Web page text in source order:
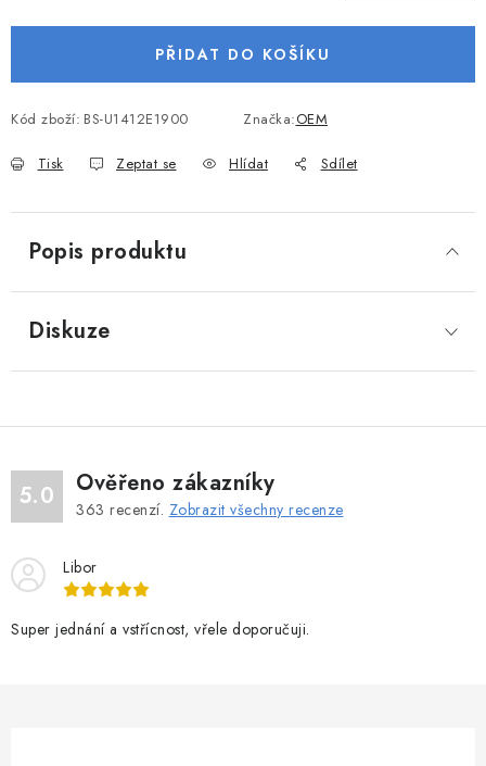
PŘÍSLUŠENSTVÍ K MOTORŮM
PŘÍVĚSY K LODÍM
ZNAČKY
Doprava a platba
PŘIDAT DO KOŠÍKU
Kód zboží: BS-U1412E1900 Značka:OEM
Tisk Zeptat se Hlídat Sdílet
Popis produktu
Diskuze
5.0 Ověřeno zákazníky
363 recenzí. Zobrazit všechny recenze
Libor
Super jednání a vstřícnost, vřele doporučuji.